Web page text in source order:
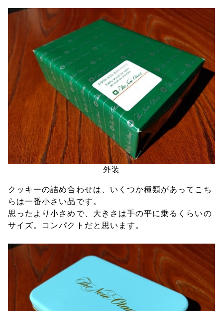
外装
クッキーの詰め合わせは、いくつか種類があってこち
らは一番小さい品です。
思ったより小さめで、大きさは手の平に乗るくらいの
サイズ。コンパクトだと思います。